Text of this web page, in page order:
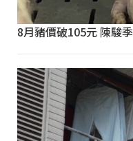
8月豬價破105元 陳駿